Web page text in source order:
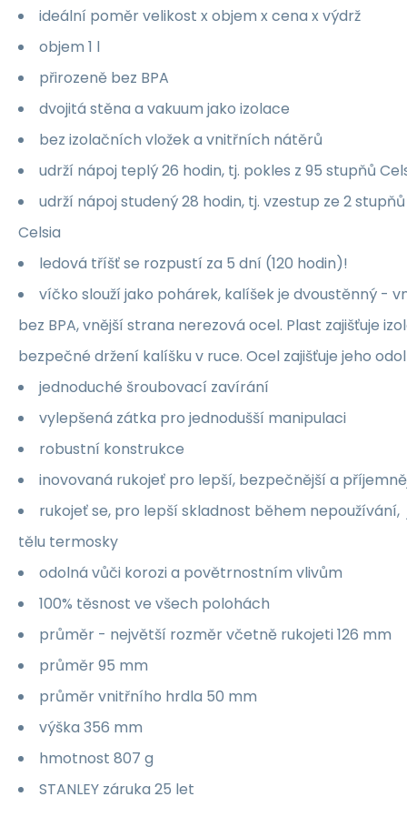
ideální poměr velikost x objem x cena x výdrž
objem 1 l
přirozeně bez BPA
dvojitá stěna a vakuum jako izolace
bez izolačních vložek a vnitřních nátěrů
udrží nápoj teplý 26 hodin, tj. pokles z 95 stupňů
udrží nápoj studený 28 hodin, tj. vzestup ze 2
Celsia
ledová tříšť se rozpustí za 5 dní (120 hodin)!
víčko slouží jako pohárek, kalíšek je dvoustěnný -
bez BPA, vnější strana nerezová ocel. Plast zajišťuje
bezpečné držení kalíšku v ruce. Ocel zajišťuje jeho
jednoduché šroubovací zavírání
vylepšená zátka pro jednodušší manipulaci
robustní konstrukce
inovovaná rukojeť pro lepší, bezpečnější a
rukojeť se, pro lepší skladnost během
tělu termosky
odolná vůči korozi a povětrnostním vlivům
100% těsnost ve všech polohách
průměr - největší rozměr včetně rukojeti 126 mm
průměr 95 mm
průměr vnitřního hrdla 50 mm
výška 356 mm
hmotnost 807 g
STANLEY záruka 25 let